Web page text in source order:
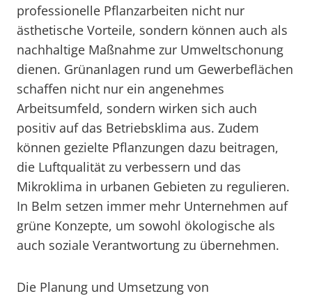
professionelle Pflanzarbeiten nicht nur
ästhetische Vorteile, sondern können auch als
nachhaltige Maßnahme zur Umweltschonung
dienen. Grünanlagen rund um Gewerbeflächen
schaffen nicht nur ein angenehmes
Arbeitsumfeld, sondern wirken sich auch
positiv auf das Betriebsklima aus. Zudem
können gezielte Pflanzungen dazu beitragen,
die Luftqualität zu verbessern und das
Mikroklima in urbanen Gebieten zu regulieren.
In Belm setzen immer mehr Unternehmen auf
grüne Konzepte, um sowohl ökologische als
auch soziale Verantwortung zu übernehmen.
Die Planung und Umsetzung von